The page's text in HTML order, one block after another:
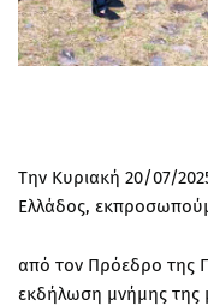
Την Κυριακή 20/07/
Ελλάδος,
από τον Πρόεδρο της
εκδήλωση μνήμης της